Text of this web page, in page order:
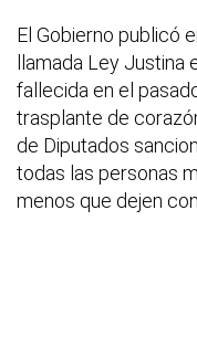
El Gobierno publicó
llamada Ley
fallecida en el
trasplante de
de Diputados
todas las personas
menos que dejen